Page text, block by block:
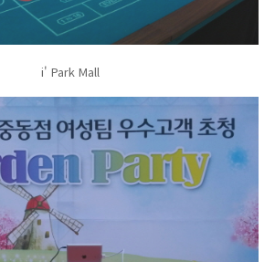
i' Park Mall